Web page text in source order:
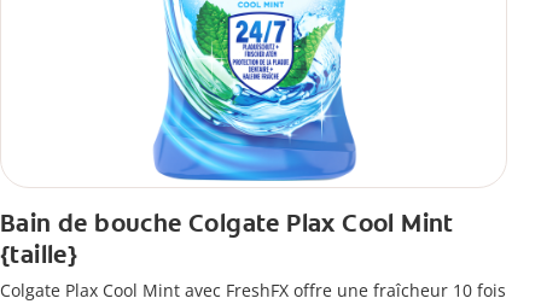
Bain de bouche Colgate Plax Cool Mint
{taille}
Colgate Plax Cool Mint avec FreshFX offre une fraîcheur 10 fois